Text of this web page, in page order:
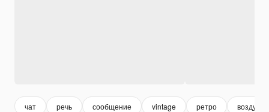
чат речь сообщение vintage ретро